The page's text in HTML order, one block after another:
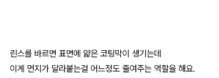
린스를 바르면 표면에 얇은 코팅막이 생기는데
이게 먼지가 달라붙는걸 어느정도 줄여주는 역할을 해요.